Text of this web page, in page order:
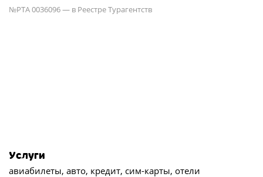
№РТА 0036096 — в Реестре Турагентств
Услуги
авиабилеты, авто, кредит, сим-карты, отели